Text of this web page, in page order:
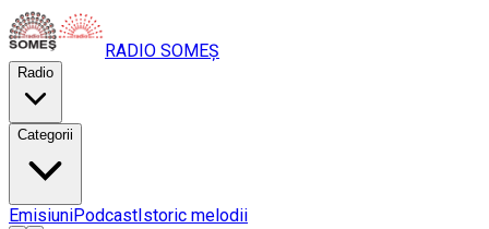
RADIO SOMEȘ
Radio
Categorii
EmisiuniPodcastIstoric melodii